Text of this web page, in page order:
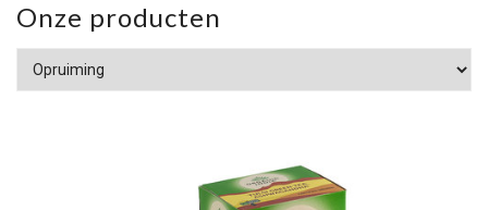
Onze producten